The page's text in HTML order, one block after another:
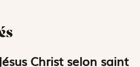
Christ selon saint